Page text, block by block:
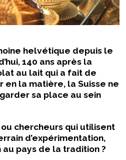
helvétique depuis le
140 ans après la
au lait qui a fait de
en la matière, la Suisse ne
sa place au sein
chercheurs qui utilisent
d’expérimentation,
pays de la tradition ?